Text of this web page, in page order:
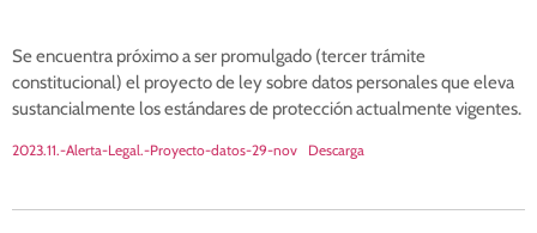
Se encuentra próximo a ser promulgado (tercer trámite
constitucional) el proyecto de ley sobre datos personales que eleva
sustancialmente los estándares de protección actualmente vigentes.
2023.11.-Alerta-Legal.-Proyecto-datos-29-nov Descarga